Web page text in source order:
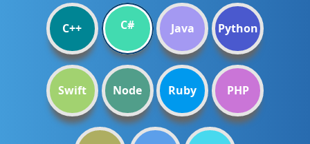
Python
Java
C#
C++
PHP
Ruby
Node
Swift